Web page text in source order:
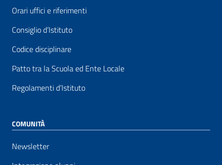
Orari uffici e riferimenti
Consiglio d’Istituto
Codice disciplinare
Patto tra la Scuola ed Ente Locale
Regolamenti d’Istituto
COMUNITÀ
Newsletter